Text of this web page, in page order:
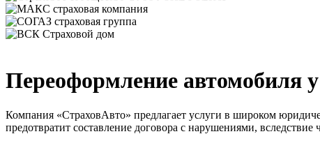
Переоформление автомобиля
Компания «СтраховАвто» предлагает услуги в широком
предотвратит составление договора с нарушениями,